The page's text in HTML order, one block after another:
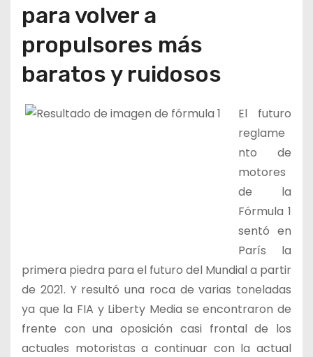
para volver a
propulsores más
baratos y ruidosos
El futuro
reglame
nto de
motores
de la
Fórmula 1
sentó en
París la
primera piedra para el futuro del Mundial a partir
de 2021. Y resultó una roca de varias toneladas
ya que la FIA y Liberty Media se encontraron de
frente con una oposición casi frontal de los
actuales motoristas a continuar con la actual